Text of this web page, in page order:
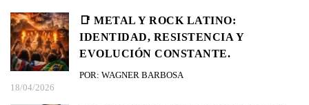
📑 METAL Y ROCK LATINO:
IDENTIDAD, RESISTENCIA Y
EVOLUCIÓN CONSTANTE.
POR: WAGNER BARBOSA
18/04/2026